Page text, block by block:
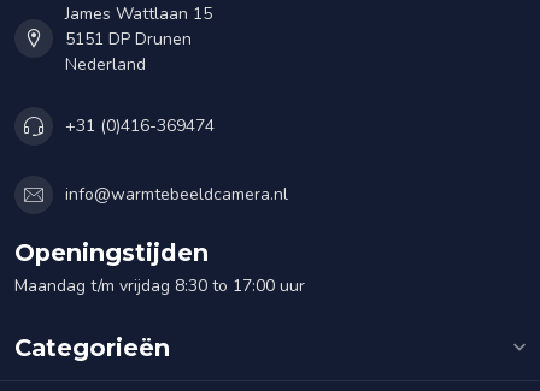
James Wattlaan 15
5151 DP Drunen
Nederland
+31 (0)416-369474
info@warmtebeeldcamera.nl
Openingstijden
Maandag t/m vrijdag 8:30 to 17:00 uur
Categorieën